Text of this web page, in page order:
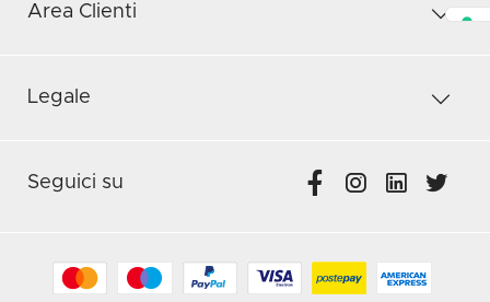
Area Clienti
Legale
Seguici su